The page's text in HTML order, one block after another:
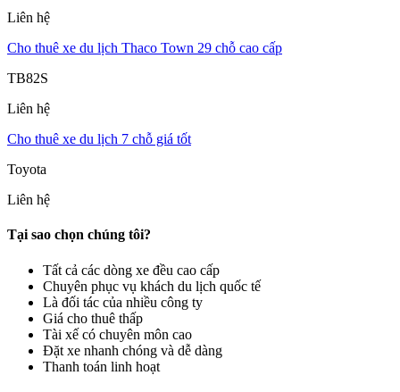
Liên hệ
Cho thuê xe du lịch Thaco Town 29 chỗ cao cấp
TB82S
Liên hệ
Cho thuê xe du lịch 7 chỗ giá tốt
Toyota
Liên hệ
Tại sao chọn chúng tôi?
Tất cả các dòng xe đều cao cấp
Chuyên phục vụ khách du lịch quốc tế
Là đối tác của nhiều công ty
Giá cho thuê thấp
Tài xế có chuyên môn cao
Đặt xe nhanh chóng và dễ dàng
Thanh toán linh hoạt